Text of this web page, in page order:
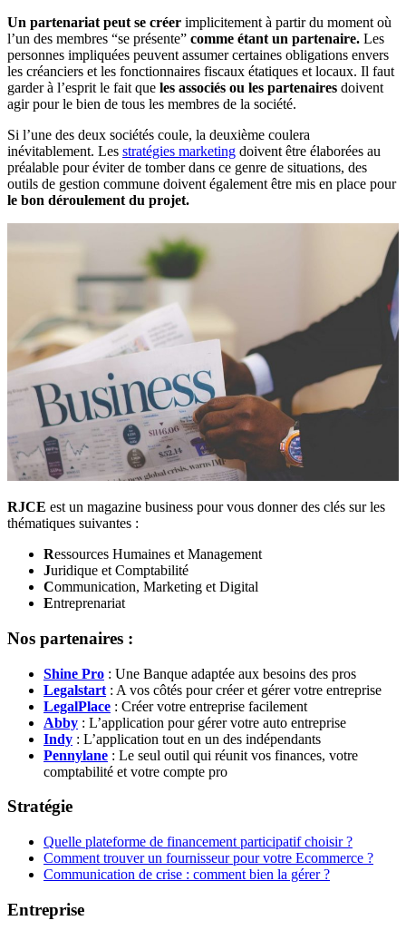
Un partenariat peut se créer implicitement à partir du moment où
l’un des membres “se présente” comme étant un partenaire. Les
personnes impliquées peuvent assumer certaines obligations envers
les créanciers et les fonctionnaires fiscaux étatiques et locaux. Il faut
garder à l’esprit le fait que les associés ou les partenaires doivent
agir pour le bien de tous les membres de la société.
Si l’une des deux sociétés coule, la deuxième coulera
inévitablement. Les stratégies marketing doivent être élaborées au
préalable pour éviter de tomber dans ce genre de situations, des
outils de gestion commune doivent également être mis en place pour
le bon déroulement du projet.
RJCE est un magazine business pour vous donner des clés sur les
thématiques suivantes :
Ressources Humaines et Management
Juridique et Comptabilité
Communication, Marketing et Digital
Entreprenariat
Nos partenaires :
Shine Pro : Une Banque adaptée aux besoins des pros
Legalstart : A vos côtés pour créer et gérer votre entreprise
LegalPlace : Créer votre entreprise facilement
Abby : L’application pour gérer votre auto entreprise
Indy : L’application tout en un des indépendants
Pennylane : Le seul outil qui réunit vos finances, votre
comptabilité et votre compte pro
Stratégie
Quelle plateforme de financement participatif choisir ?
Comment trouver un fournisseur pour votre Ecommerce ?
Communication de crise : comment bien la gérer ?
Entreprise